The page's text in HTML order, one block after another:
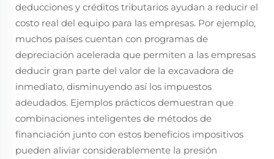
deducciones y créditos tributarios ayudan a reducir el
costo real del equipo para las empresas. Por ejemplo,
muchos países cuentan con programas de
depreciación acelerada que permiten a las empresas
deducir gran parte del valor de la excavadora de
inmediato, disminuyendo así los impuestos
adeudados. Ejemplos prácticos demuestran que
combinaciones inteligentes de métodos de
financiación junto con estos beneficios impositivos
pueden aliviar considerablemente la presión